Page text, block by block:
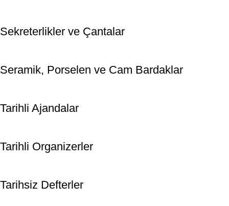
Sekreterlikler ve Çantalar
Seramik, Porselen ve Cam Bardaklar
Tarihli Ajandalar
Tarihli Organizerler
Tarihsiz Defterler